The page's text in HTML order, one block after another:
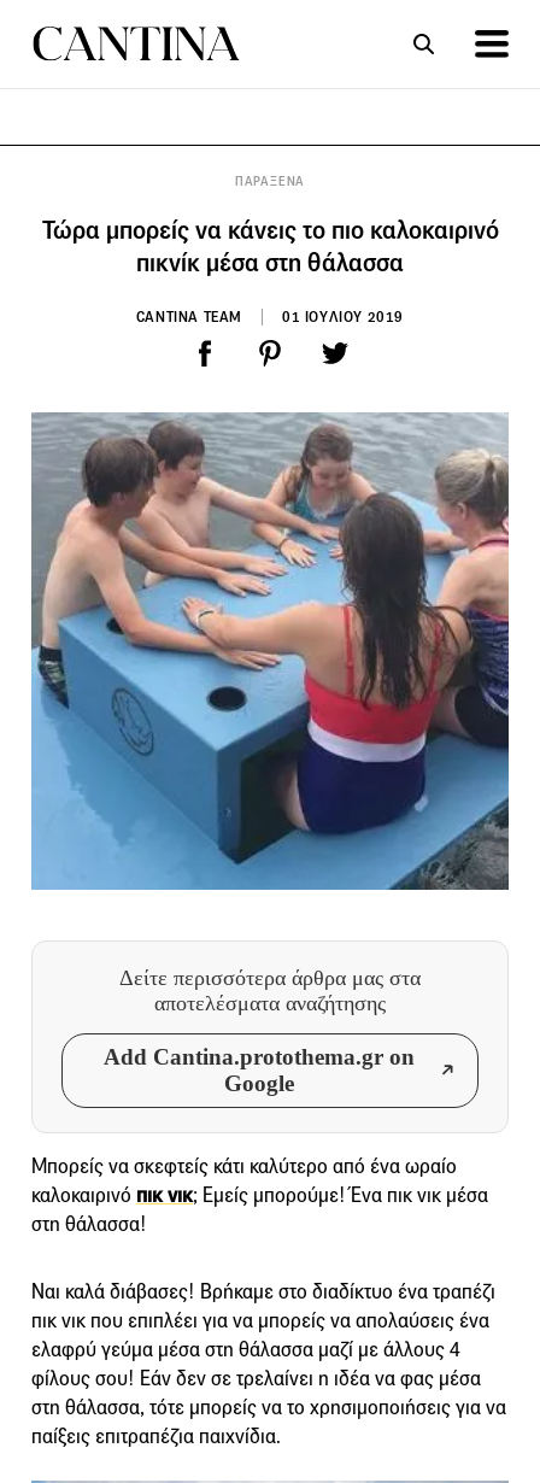
ΠΑΡΑΞΕΝΑ
Τώρα μπορείς να κάνεις το πιο καλοκαιρινό
πικνίκ μέσα στη θάλασσα
CANTINA TEAM 01 ΙΟΥΛΙΟΥ 2019
Δείτε περισσότερα άρθρα μας στα
αποτελέσματα αναζήτησης
Add Cantina.protothema.gr on
Google
Μπορείς να σκεφτείς κάτι καλύτερο από ένα ωραίο
καλοκαιρινό πικ νικ; Εμείς μπορούμε! Ένα πικ νικ μέσα
στη θάλασσα!
Ναι καλά διάβασες! Βρήκαμε στο διαδίκτυο ένα τραπέζι
πικ νικ που επιπλέει για να μπορείς να απολαύσεις ένα
ελαφρύ γεύμα μέσα στη θάλασσα μαζί με άλλους 4
φίλους σου! Εάν δεν σε τρελαίνει η ιδέα να φας μέσα
στη θάλασσα, τότε μπορείς να το χρησιμοποιήσεις για να
παίξεις επιτραπέζια παιχνίδια.